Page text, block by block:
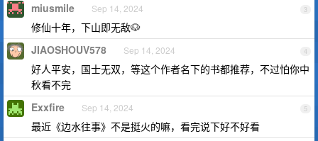
3
miusmile Sep 14, 2024
修仙十年，下山即无敌🐶
4
JIAOSHOUV578 Sep 14, 2024
好人平安，国士无双，等这个作者名下的书都推荐，不过怕你中
秋看不完
5
Exxfire Sep 14, 2024
最近《边水往事》不是挺火的嘛，看完说下好不好看